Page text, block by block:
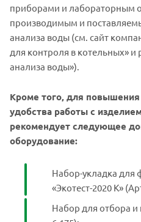
приборами и лабораторным
производимым и
анализа воды (см. сайт
для контроля в котельных»
анализа воды»).
Кроме того, для
удобства работы с
рекомендует следующее
оборудование:
Набор-укладка для
«Экотест-2020 К»
Набор для отбора